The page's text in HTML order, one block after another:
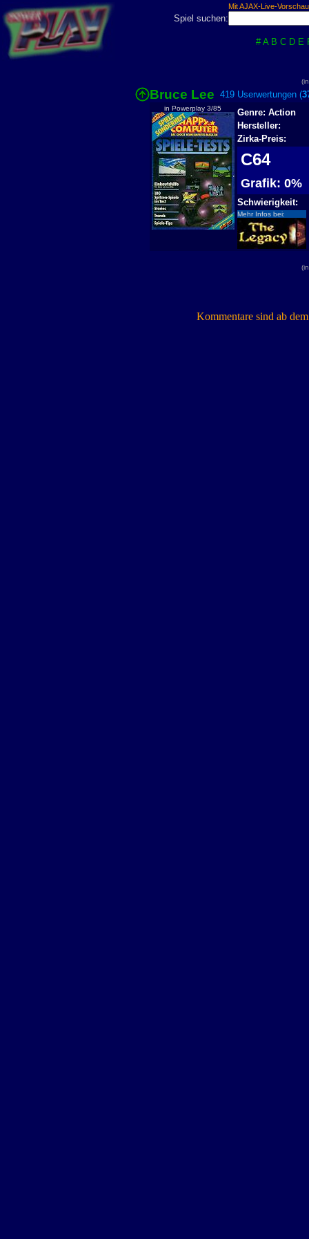
Mit AJAX-Live-
Spiel suchen:
# A B C D E
Bruce Lee 419 Userwertungen (
in Powerplay 3/85
Genre: Action
Hersteller:
Zirka-Preis:
C64
Grafik: 0%
Schwierigkeit:
Mehr Infos bei:
Kommentare sind ab